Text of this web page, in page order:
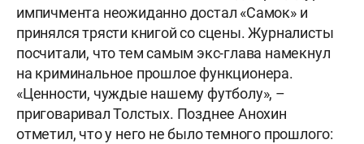
импичмента неожиданно достал «Самок» и
принялся трясти книгой со сцены. Журналисты
посчитали, что тем самым экс-глава намекнул
на криминальное прошлое функционера.
«Ценности, чуждые нашему футболу», –
приговаривал Толстых. Позднее Анохин
отметил, что у него не было темного прошлого: